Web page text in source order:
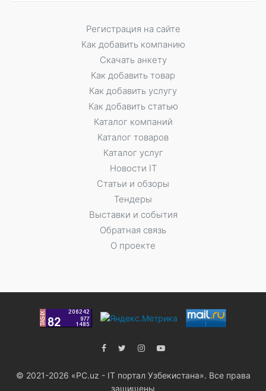
Регистрация на сайте
Как добавить компанию
Скачать анкету
Как добавить товар
Как добавить услугу
Как добавить статью
Каталог компаний
Каталог товаров
Каталог услуг
Новости IT
Статьи и обзоры
Тендеры
Выставки и события
Обратная связь
О проекте
© 2021-2026 «PC.uz - IT портал Узбекистана». Все права
защищены